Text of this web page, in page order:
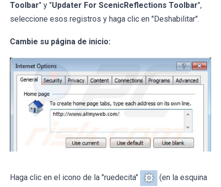
Toolbar" y "Updater For ScenicReflections Toolbar",
seleccione esos registros y haga clic en "Deshabilitar".
Cambie su página de inicio:
Haga clic en el icono de la "ruedecita" (en la esquina